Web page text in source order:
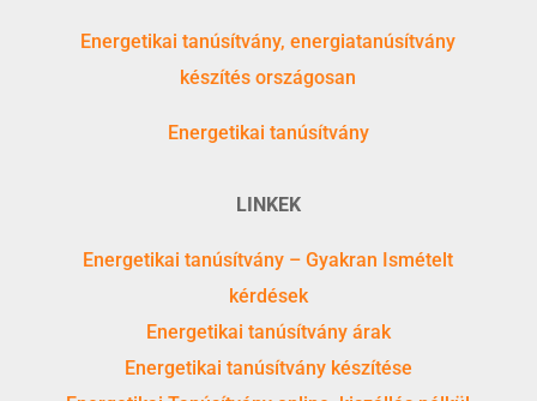
Energetikai tanúsítvány, energiatanúsítvány
készítés országosan
Energetikai tanúsítvány
LINKEK
Energetikai tanúsítvány – Gyakran Ismételt
kérdések
Energetikai tanúsítvány árak
Energetikai tanúsítvány készítése